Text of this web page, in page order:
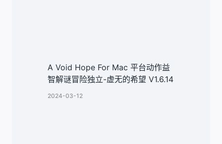
A Void Hope For Mac 平台动作益
智解谜冒险独立-虚无的希望 V1.6.14
2024-03-12